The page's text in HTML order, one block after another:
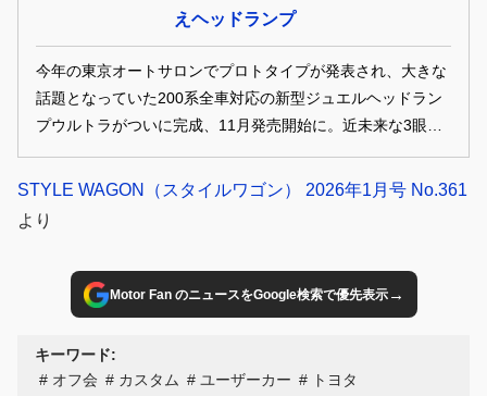
えヘッドランプ
今年の東京オートサロンでプロトタイプが発表され、大きな
話題となっていた200系全車対応の新型ジュエルヘッドラン
プウルトラがついに完成、11月発売開始に。近未来な3眼仕
STYLE WAGON（スタイルワゴン） 2026年1月号 No.361
より
Motor Fan のニュースをGoogle検索で優先表示→
キーワード:
オフ会
カスタム ユーザーカー
トヨタ